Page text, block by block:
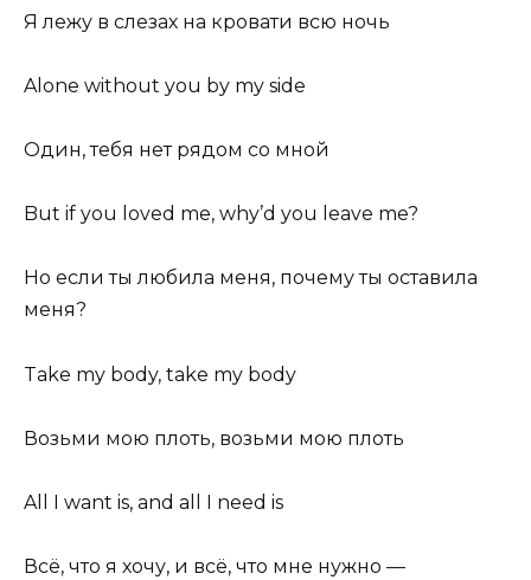
Я лежу в слезах на кровати всю ночь
Alone without you by my side
Один, тебя нет рядом со мной
But if you loved me, why’d you leave me?
Но если ты любила меня, почему ты оставила
меня?
Take my body, take my body
Возьми мою плоть, возьми мою плоть
All I want is, and all I need is
Всё, что я хочу, и всё, что мне нужно —